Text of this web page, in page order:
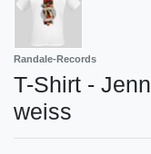
Randale-Records
T-Shirt -
weiss